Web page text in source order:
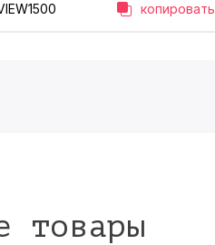
копировать
товары